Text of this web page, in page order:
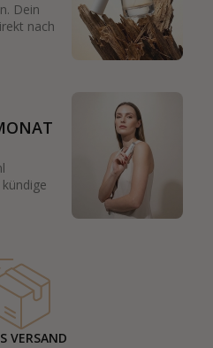
Dein
nach
VERSAND